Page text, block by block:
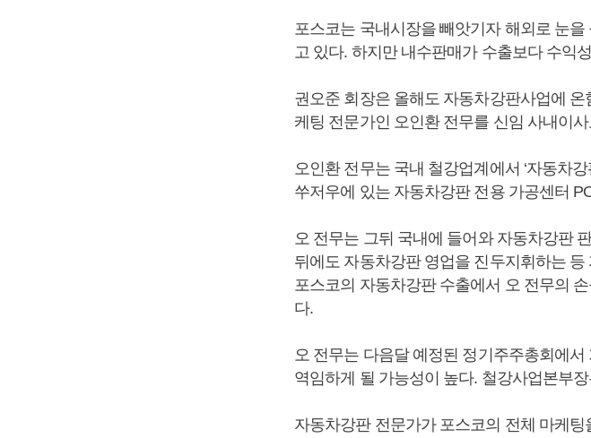
포스코는 국내시장을 빼앗기자 해외로 눈
고 있다. 하지만 내수판매가 수출보다 수익
권오준 회장은 올해도 자동차강판사업에
케팅 전문가인 오인환 전무를 신임 사내이
오인환 전무는 국내 철강업계에서 ‘자동차
쑤저우에 있는 자동차강판 전용 가공센터
오 전무는 그뒤 국내에 들어와 자동차강판
뒤에도 자동차강판 영업을 진두지휘하는
포스코의 자동차강판 수출에서 오 전무의
다.
오 전무는 다음달 예정된 정기주주총회에
역임하게 될 가능성이 높다. 철강사업본부
자동차강판 전문가가 포스코의 전체 마케